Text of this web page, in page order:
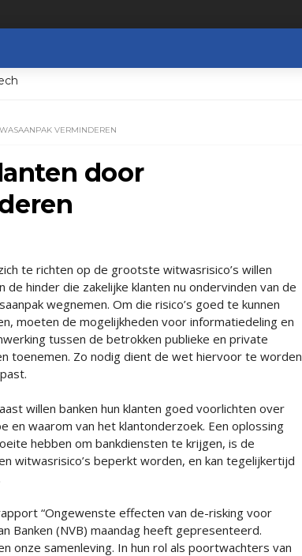
VERMINDEREN
door
te richten op de grootste witwasrisico’s willen
de hinder die zakelijke klanten nu ondervinden van de
wegnemen. Om die risico’s goed te kunnen
moeten de mogelijkheden voor informatiedeling en
tussen de betrokken publieke en private
toenemen. Zo nodig dient de wet hiervoor te worden
willen banken hun klanten goed voorlichten over
en waarom van het klantonderzoek. Een oplossing
hebben om bankdiensten te krijgen, is de
witwasrisico’s beperkt worden, en kan tegelijkertijd
“Ongewenste effecten van de-risking voor
Banken (NVB) maandag heeft gepresenteerd.
onze samenleving. In hun rol als poortwachters van